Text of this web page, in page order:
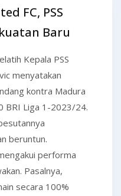
FC, PSS
Baru
Kepala PSS
menyatakan
kontra Madura
BRI Liga 1-2023/24.
beruntun.
performa
Pasalnya,
secara 100%